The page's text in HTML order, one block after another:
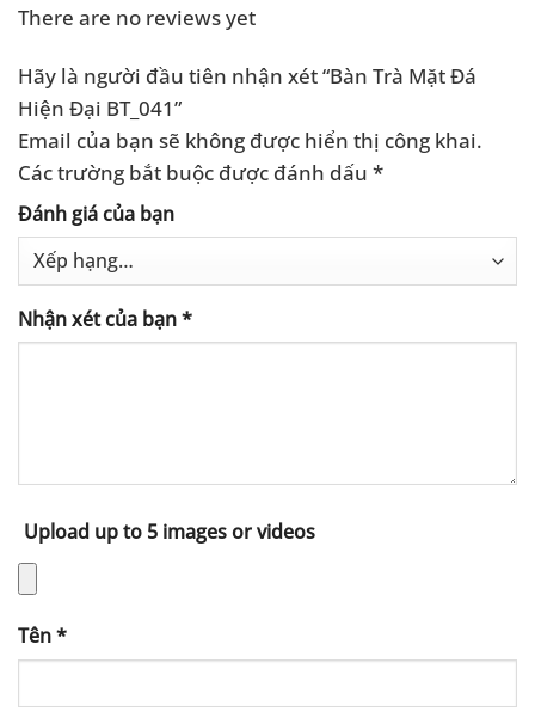
There are no reviews yet
Hãy là người đầu tiên nhận xét “Bàn Trà Mặt Đá
Hiện Đại BT_041”
Email của bạn sẽ không được hiển thị công khai.
Các trường bắt buộc được đánh dấu *
Đánh giá của bạn
Nhận xét của bạn*
Upload up to 5 images or videos
Tên*